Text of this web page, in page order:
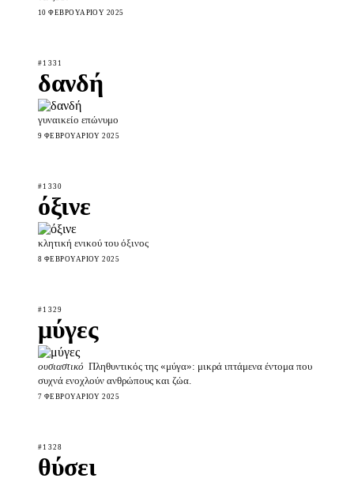
10 ΦΕΒΡΟΥΑΡΊΟΥ 2025
#1331
δανδή
γυναικείο επώνυμο
9 ΦΕΒΡΟΥΑΡΊΟΥ 2025
#1330
όξινε
κλητική ενικού του όξινος
8 ΦΕΒΡΟΥΑΡΊΟΥ 2025
#1329
μύγες
ουσιαστικό Πληθυντικός της «μύγα»: μικρά ιπτάμενα έντομα που
συχνά ενοχλούν ανθρώπους και ζώα.
7 ΦΕΒΡΟΥΑΡΊΟΥ 2025
#1328
θύσει